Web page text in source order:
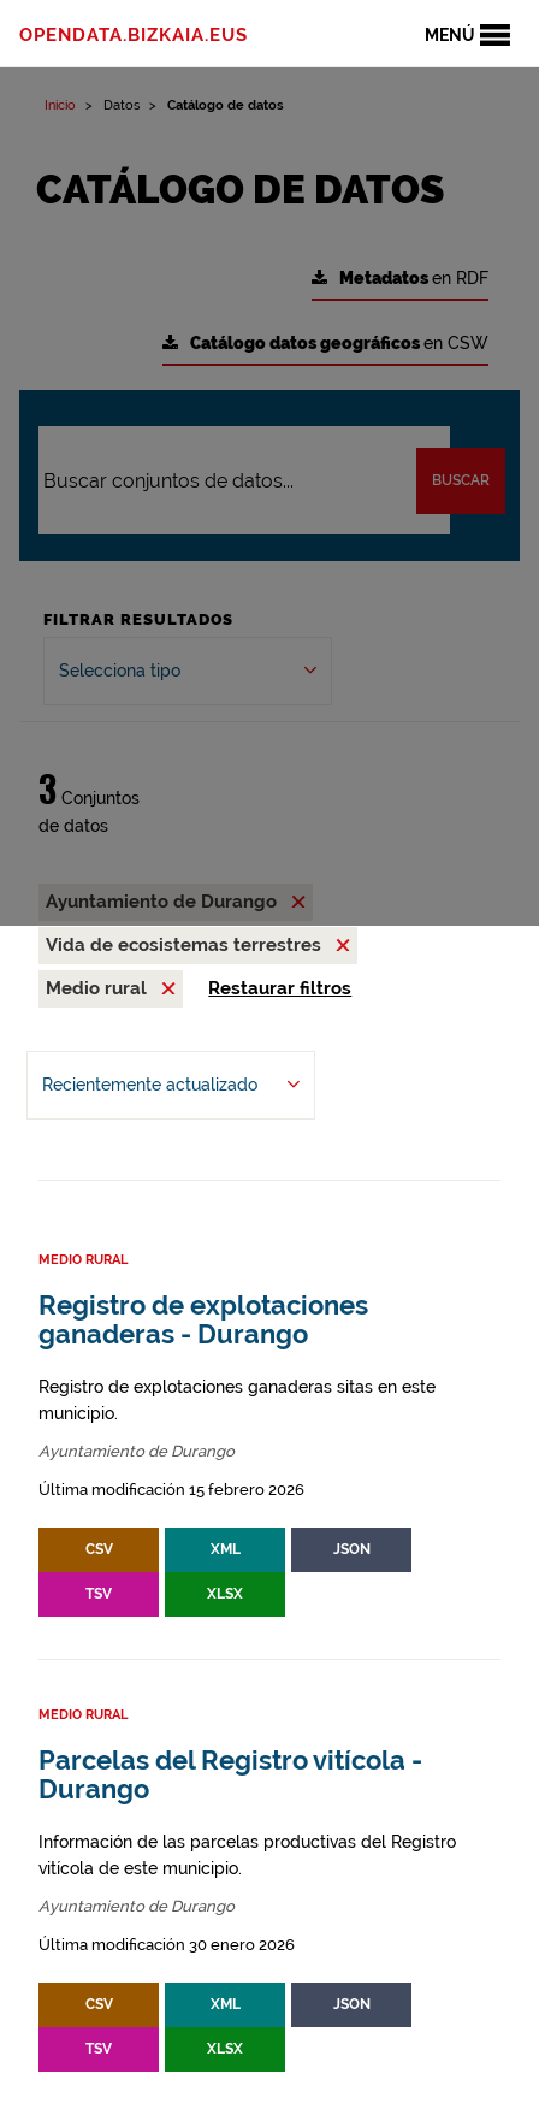
MENÚ
OPENDATA.BIZKAIA.EUS
Inicio Datos Catálogo de datos
CATÁLOGO DE DATOS
Metadatosen RDF
Catálogo datos geográficosen CSW
BUSCAR
FILTRAR RESULTADOS
Selecciona tipo
3 Conjuntos
de datos
Ayuntamiento de Durango
Vida de ecosistemas terrestres
Medio rural
Restaurar filtros
Recientemente actualizado
MEDIO RURAL
Registro de explotaciones
ganaderas - Durango
Registro de explotaciones ganaderas sitas en este
municipio.
Ayuntamiento de Durango
Última modificación 15 febrero 2026
CSV XML JSON
TSV XLSX
MEDIO RURAL
Parcelas del Registro vitícola -
Durango
Información de las parcelas productivas del Registro
vitícola de este municipio.
Ayuntamiento de Durango
Última modificación 30 enero 2026
CSV XML JSON
TSV XLSX